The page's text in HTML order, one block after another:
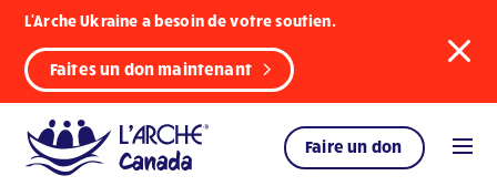
L'Arche Ukraine a besoin de votre soutien.
Faites un don maintenant
Faire un don